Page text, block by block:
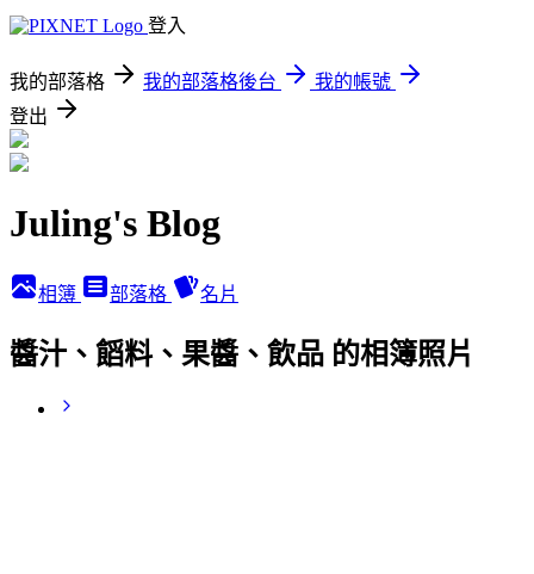
登入
我的部落格 我的部落格後台
我的帳號
登出
Juling's Blog
相簿 部落格 名片
醬汁、饀料、果醬、飲品 的相簿照片